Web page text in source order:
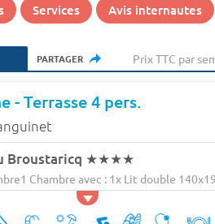
Services Avis internautes
PARTAGER Prix TTC par
- Terrasse 4 pers.
Broustaricq ★★★★
Chambre avec : 1x Lit double